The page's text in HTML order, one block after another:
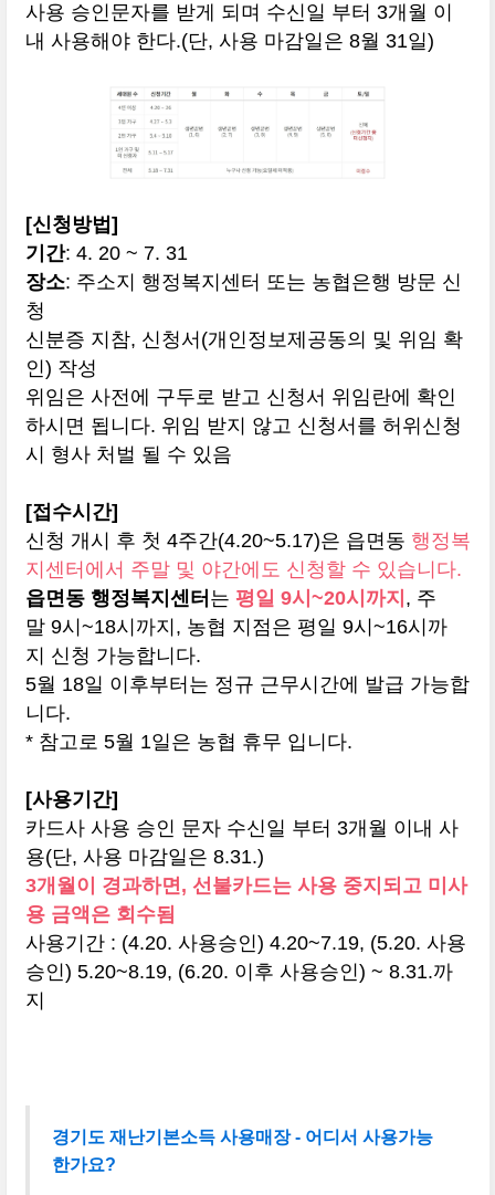
사용 승인문자를 받게 되며 수신일 부터 3개월 이
내 사용해야 한다.(단, 사용 마감일은 8월 31일)
[신청방법]
기간: 4. 20 ~ 7. 31
장소: 주소지 행정복지센터 또는 농협은행 방문 신
청
신분증 지참, 신청서(개인정보제공동의 및 위임 확
인) 작성
위임은 사전에 구두로 받고 신청서 위임란에 확인
하시면 됩니다. 위임 받지 않고 신청서를 허위신청
시 형사 처벌 될 수 있음
[접수시간]
신청 개시 후 첫 4주간(4.20~5.17)은 읍면동 행정복
지센터에서 주말 및 야간에도 신청할 수 있습니다.
읍면동 행정복지센터 는 평일 9시~20시까지 , 주
말 9시~18시까지, 농협 지점은 평일 9시~16시까
지 신청 가능합니다.
5월 18일 이후부터는 정규 근무시간에 발급 가능합
니다.
* 참고로 5월 1일은 농협 휴무 입니다.
[사용기간]
카드사 사용 승인 문자 수신일 부터 3개월 이내 사
용(단, 사용 마감일은 8.31.)
3개월이 경과하면, 선불카드는 사용 중지되고 미사
용 금액은 회수됨
사용기간 : (4.20. 사용승인) 4.20~7.19, (5.20. 사용
승인) 5.20~8.19, (6.20. 이후 사용승인) ~ 8.31.까
지
경기도 재난기본소득 사용매장 - 어디서 사용가능
한가요?